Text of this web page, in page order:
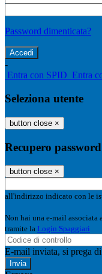
Password dimenticata?
-
Entra con SPID Entra
Seleziona utente
button close ×
Recupero password
button close ×
all'indirizzo indicato con le
Non hai una e-mail associata
tramite la Login Spaggiari
E-mail inviata, si prega